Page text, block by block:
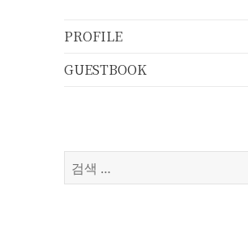
PROFILE
GUESTBOOK
검
색: